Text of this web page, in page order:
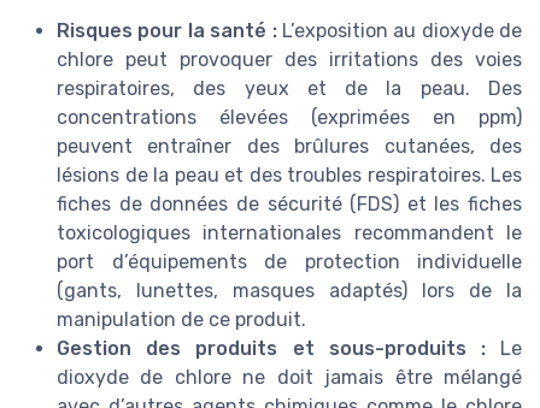
Risques pour la santé :L’exposition au dioxyde de
chlore peut provoquer des irritations des voies
respiratoires, des yeux et de la peau. Des
concentrations élevées (exprimées en ppm)
peuvent entraîner des brûlures cutanées, des
lésions de la peau et des troubles respiratoires. Les
fiches de données de sécurité (FDS) et les fiches
toxicologiques internationales recommandent le
port d’équipements de protection individuelle
(gants, lunettes, masques adaptés) lors de la
manipulation de ce produit.
Gestion des produits et sous-produits :Le
dioxyde de chlore ne doit jamais être mélangé